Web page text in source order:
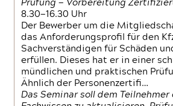
Prüfung — Vorbereitung
8.30—16.30 Uhr
Der Bewerber um die
das Anforderungsprofil für den
Sachverständigen für Schäden
erfüllen. Dieses hat er in einer
mündlichen und praktischen
Ähnlich der Personenzertifi…
Das Seminar soll dem